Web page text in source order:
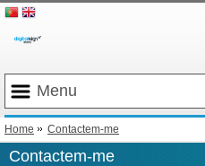
Menu
Home Contactem-me
Contactem-me